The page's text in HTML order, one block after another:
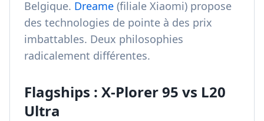
Belgique. Dreame (filiale Xiaomi) propose
des technologies de pointe à des prix
imbattables. Deux philosophies
radicalement différentes.
Flagships : X-Plorer 95 vs L20
Ultra